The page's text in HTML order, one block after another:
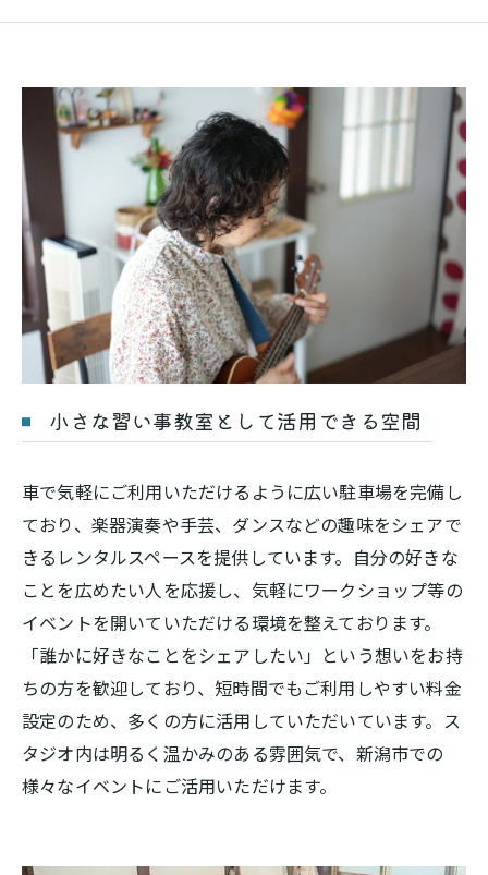
小さな習い事教室として活用できる空間
車で気軽にご利用いただけるように広い駐車場を完備し
ており、楽器演奏や手芸、ダンスなどの趣味をシェアで
きるレンタルスペースを提供しています。自分の好きな
ことを広めたい人を応援し、気軽にワークショップ等の
イベントを開いていただける環境を整えております。
「誰かに好きなことをシェアしたい」という想いをお持
ちの方を歓迎しており、短時間でもご利用しやすい料金
設定のため、多くの方に活用していただいています。ス
タジオ内は明るく温かみのある雰囲気で、新潟市での
様々なイベントにご活用いただけます。